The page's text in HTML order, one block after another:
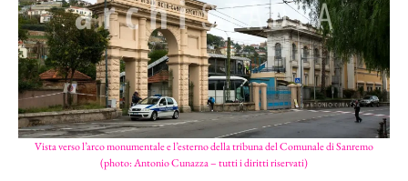
Vista verso l’arco monumentale e l’esterno della tribuna del Comunale di Sanremo
(photo: Antonio Cunazza – tutti i diritti riservati)